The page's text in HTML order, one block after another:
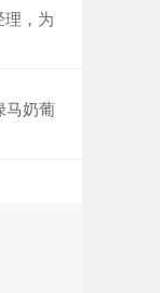
理，为
马奶葡